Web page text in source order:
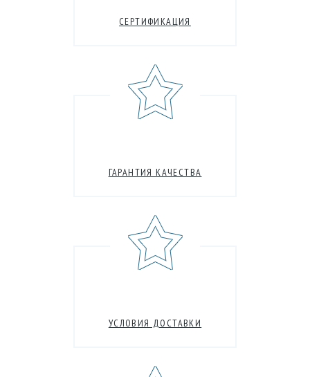
СЕРТИФИКАЦИЯ
ГАРАНТИЯ КАЧЕСТВА
УСЛОВИЯ ДОСТАВКИ